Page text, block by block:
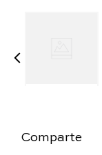
Comparte